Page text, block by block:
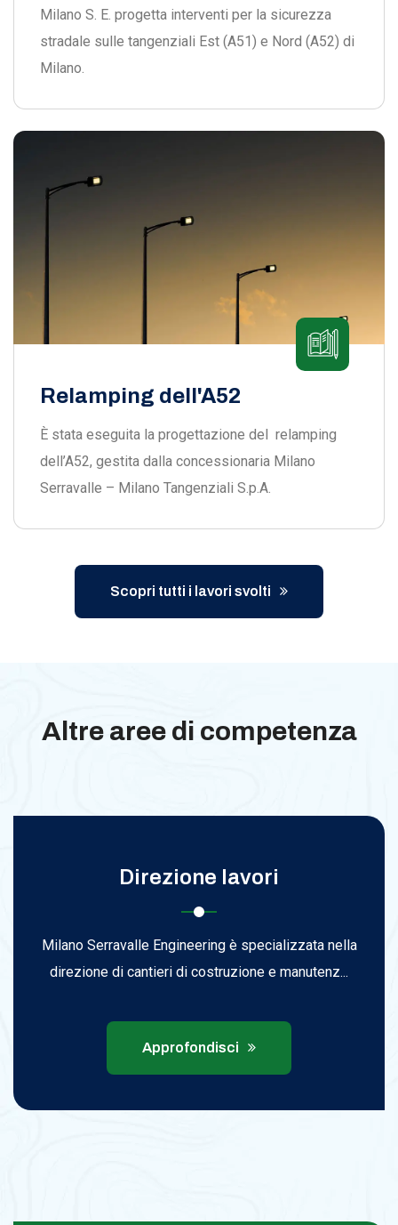
Milano S. E. progetta interventi per la sicurezza
stradale sulle tangenziali Est (A51) e Nord (A52) di
Milano.
Relamping dell'A52
È stata eseguita la progettazione del relamping
dell’A52, gestita dalla concessionaria Milano
Serravalle – Milano Tangenziali S.p.A.
Scopri tutti i lavori svolti
Altre aree di competenza
Direzione lavori
Milano Serravalle Engineering è specializzata nella
direzione di cantieri di costruzione e manutenz...
Approfondisci